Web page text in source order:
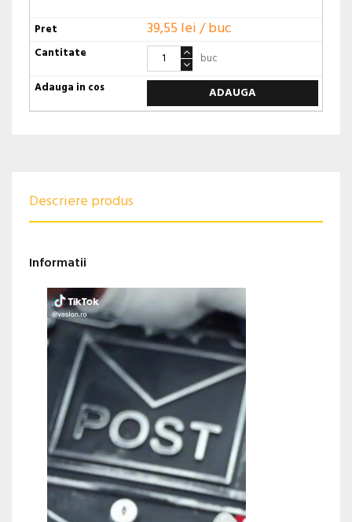
39,55 lei / buc
buc
ADAUGA
Descriere produs
Informatii